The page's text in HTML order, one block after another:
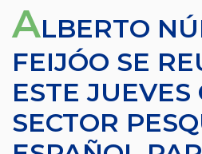
ALBERTO
FEIJÓO SE
ESTE JUEVES
SECTOR